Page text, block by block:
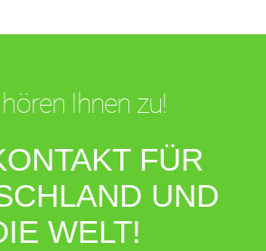
Ihnen zu!
FÜR
UND
WELT!